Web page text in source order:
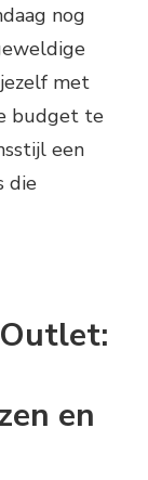
nog
met
budget te
een
die
en